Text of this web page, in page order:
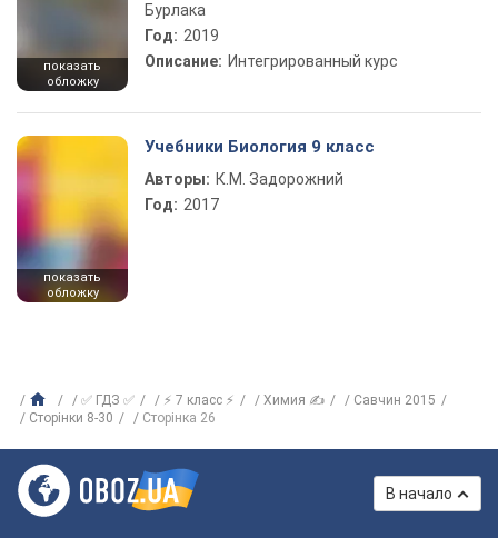
показать
обложку
Бурлака
Год: 2019
Описание: Интегрированный курс
показать
обложку
Учебники Биология 9 класс
Авторы: К.М. Задорожний
Год: 2017
✅ ГДЗ ✅ ⚡ 7 класс ⚡ Химия ✍
Савчин 2015
Сторінки 8-30
Сторінка 26
В начало